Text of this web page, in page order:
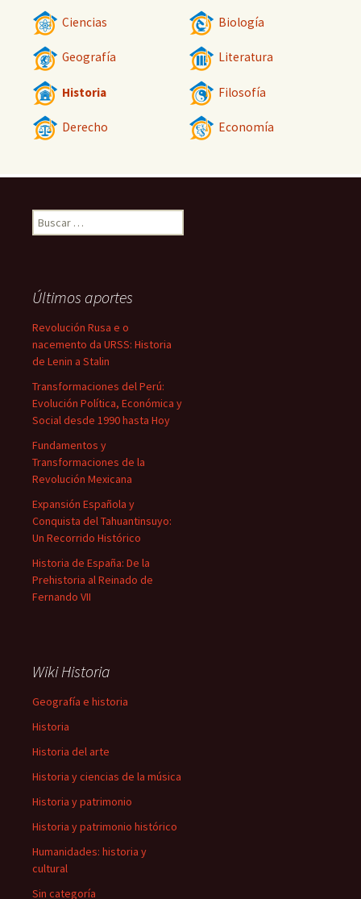
Ciencias Biología
Geografía Literatura
Historia Filosofía
Derecho Economía
Buscar:
Últimos aportes
Revolución Rusa e o
nacemento da URSS: Historia
de Lenin a Stalin
Transformaciones del Perú:
Evolución Política, Económica y
Social desde 1990 hasta Hoy
Fundamentos y
Transformaciones de la
Revolución Mexicana
Expansión Española y
Conquista del Tahuantinsuyo:
Un Recorrido Histórico
Historia de España: De la
Prehistoria al Reinado de
Fernando VII
Wiki Historia
Geografía e historia
Historia
Historia del arte
Historia y ciencias de la música
Historia y patrimonio
Historia y patrimonio histórico
Humanidades: historia y
cultural
Sin categoría